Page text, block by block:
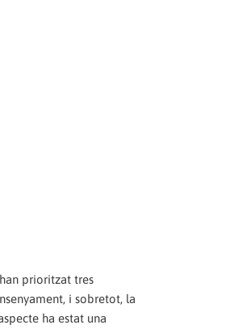
prioritzat tres
i sobretot, la
ha estat una